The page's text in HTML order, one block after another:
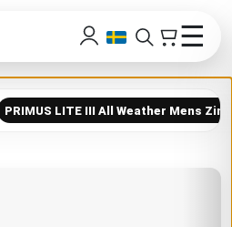
☰
PRIMUS LITE III All Weather Mens Zinc